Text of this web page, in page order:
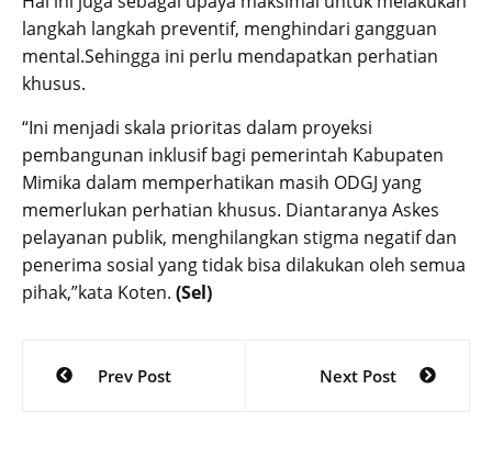
langkah langkah preventif, menghindari gangguan
mental.Sehingga ini perlu mendapatkan perhatian
khusus.
“Ini menjadi skala prioritas dalam proyeksi
pembangunan inklusif bagi pemerintah Kabupaten
Mimika dalam memperhatikan masih ODGJ yang
memerlukan perhatian khusus. Diantaranya Askes
pelayanan publik, menghilangkan stigma negatif dan
penerima sosial yang tidak bisa dilakukan oleh semua
pihak,”kata Koten. (Sel)
Post
navigation
Prev Post Next Post